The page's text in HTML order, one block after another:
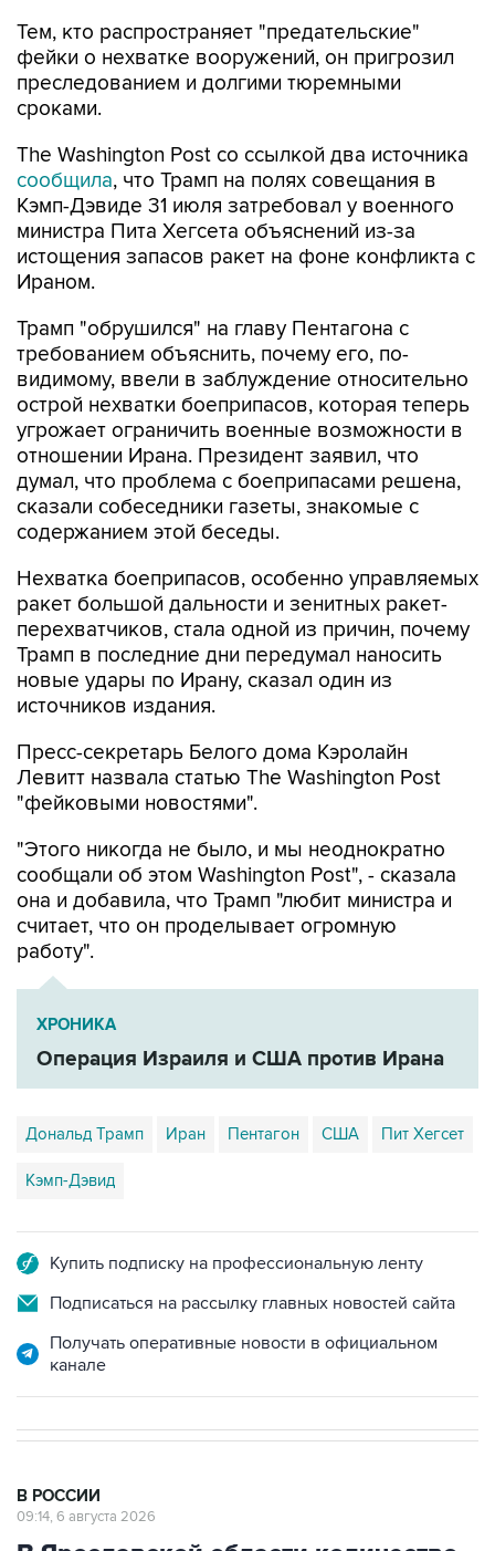
Тем, кто распространяет "предательские"
фейки о нехватке вооружений, он пригрозил
преследованием и долгими тюремными
сроками.
The Washington Post со ссылкой два источника
сообщила, что Трамп на полях совещания в
Кэмп-Дэвиде 31 июля затребовал у военного
министра Пита Хегсета объяснений из-за
истощения запасов ракет на фоне конфликта с
Ираном.
Трамп "обрушился" на главу Пентагона с
требованием объяснить, почему его, по-
видимому, ввели в заблуждение относительно
острой нехватки боеприпасов, которая теперь
угрожает ограничить военные возможности в
отношении Ирана. Президент заявил, что
думал, что проблема с боеприпасами решена,
сказали собеседники газеты, знакомые с
содержанием этой беседы.
Нехватка боеприпасов, особенно управляемых
ракет большой дальности и зенитных ракет-
перехватчиков, стала одной из причин, почему
Трамп в последние дни передумал наносить
новые удары по Ирану, сказал один из
источников издания.
Пресс-секретарь Белого дома Кэролайн
Левитт назвала статью The Washington Post
"фейковыми новостями".
"Этого никогда не было, и мы неоднократно
сообщали об этом Washington Post", - сказала
она и добавила, что Трамп "любит министра и
считает, что он проделывает огромную
работу".
ХРОНИКА
Операция Израиля и США против Ирана
Дональд Трамп Иран Пентагон США Пит Хегсет
Кэмп-Дэвид
Купить подписку на профессиональную ленту
Подписаться на рассылку главных новостей сайта
Получать оперативные новости в официальном
канале
В РОССИИ
09:14, 6 августа 2026